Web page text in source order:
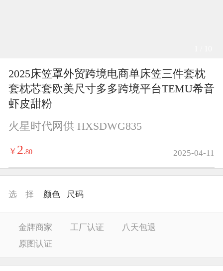
2025床笠罩外贸跨境电商单床笠三件套枕
套枕芯套欧美尺寸多多跨境平台TEMU希音
虾皮甜粉
火星时代网供 HXSDWG835
￥ 2.80 2025-04-11
选 择 颜色 尺码
金牌商家 工厂认证
八天包退
原图认证